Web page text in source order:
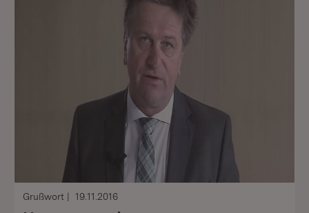
Grußwort 19.11.2016